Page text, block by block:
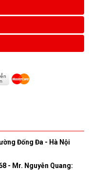
Đống Đa - Hà Nội
- Mr. Nguyễn Quang: